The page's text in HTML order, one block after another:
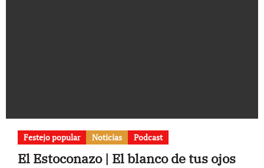
Festejo popular Noticias Podcast
El Estoconazo | El blanco de tus ojos